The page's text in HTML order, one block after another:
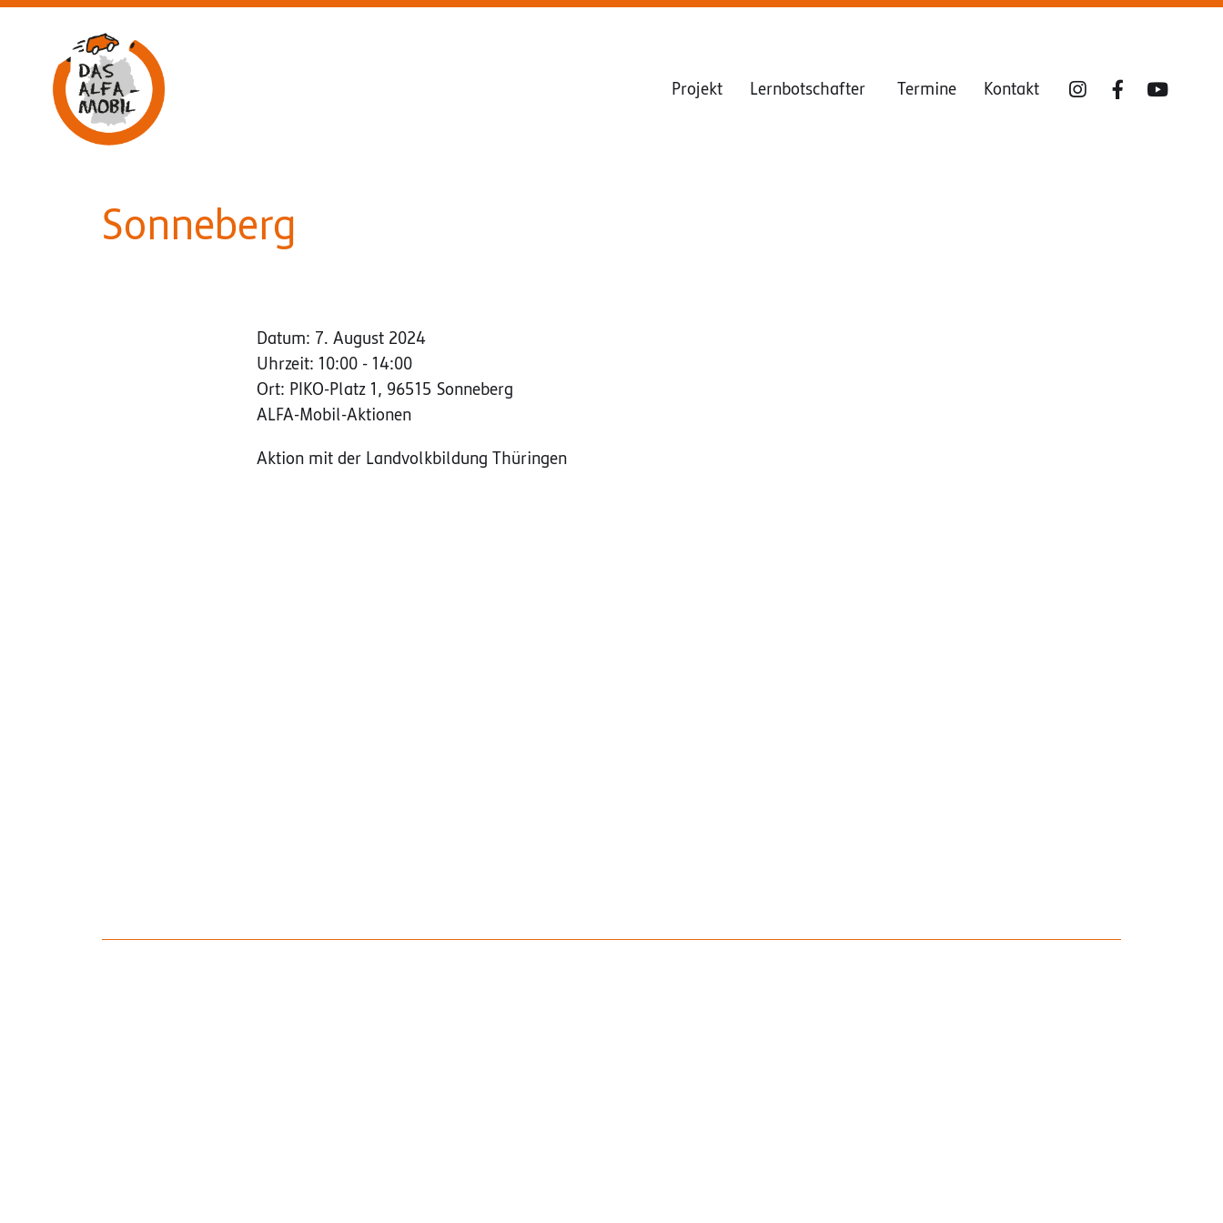
Aufsuchende Beratung am ALFA-Mobil Projekt Lernbotschafter Termine Kontakt
Sonneberg
Datum: 7. August 2024
Uhrzeit: 10:00 - 14:00
Ort: PIKO-Platz 1, 96515 Sonneberg
ALFA-Mobil-Aktionen
Aktion mit der Landvolkbildung Thüringen